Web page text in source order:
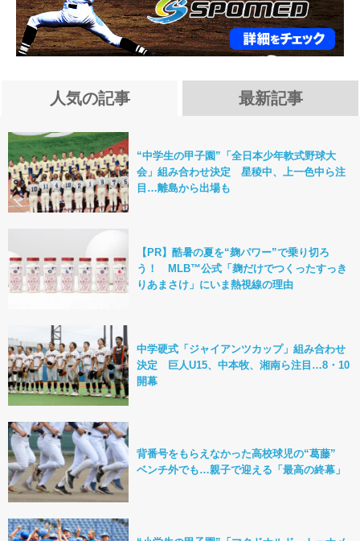
人気の記事 最新記事
“中学生の甲子園”「全日本少年軟式野球大
会」組み合わせ決定 星稜中、上一色中ら注
目…離島から出場も
【PR】酷暑の夏を“麹パワー”で乗り切ろ
う！ MLB™公式「麹だけでつくったすっき
りあまさけ」にいま熱視線の理由
中学硬式「ジャイアンツカップ」組み合わせ
決定 巨人U15、中本牧、湘南ら注目…8・10
開幕
背番号をもらえなかった高校球児の“葛藤”
ベンチ外でも…親子で迎える「最高の終幕」